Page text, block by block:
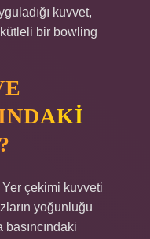
kuvvet,
bir bowling
Yer çekimi kuvveti
yoğunluğu